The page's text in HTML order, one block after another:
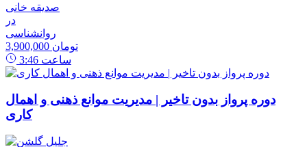
صدیقه خانی
در
روانشناسی
3,900,000 تومان
3:46 ساعت
دوره پرواز بدون تاخیر | مدیریت موانع ذهنی و اهمال
کاری